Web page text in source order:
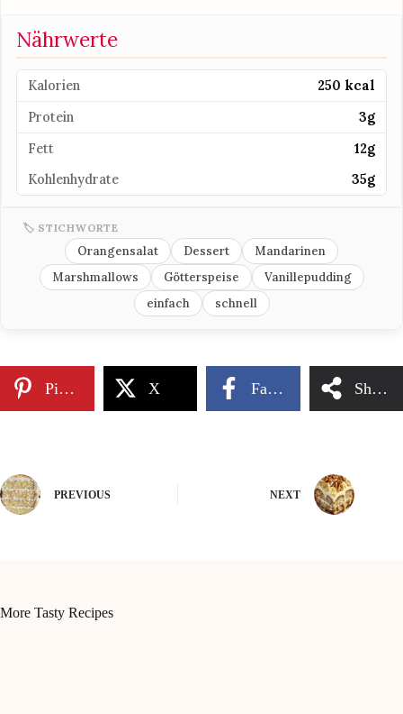
Nährwerte
Kalorien
250 kcal
Protein
3g
Fett
12g
Kohlenhydrate
35g
🏷 STICHWORTE
Orangensalat Dessert
Mandarinen
Marshmallows
Götterspeise
Vanillepudding
einfach
schnell
Pinterest X Facebook Share
PREVIOUS NEXT
More Tasty Recipes